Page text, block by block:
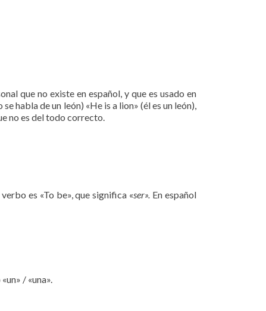
que no existe en español, y que es usado en
se habla de un león) «He is a lion» (él es un león),
no es del todo correcto.
es «To be», que significa «ser». En español
/ «una».